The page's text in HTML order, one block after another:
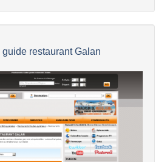
restaurant Galan